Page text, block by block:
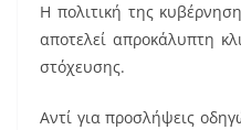
Η πολιτική της
αποτελεί απροκάλυπτη
στόχευσης.
Αντί για προσλήψεις